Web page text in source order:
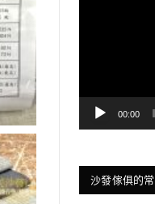
00:00
沙發傢俱的